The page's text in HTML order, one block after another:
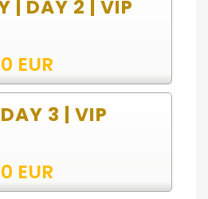
| DAY 2 | VIP
EUR
3 | VIP
EUR